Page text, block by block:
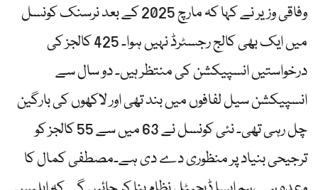
وفاقی وزیر نے کہا کہ مارچ 2025 کے بعد نرسنک کونسل
میں ایک بھی کالج رجسٹرڈ نہیں ہوا۔ 425 کالجز کی
درخواستیں انسپیکشن کی منتظر ہیں۔ دو سال سے
انسپیکشن سیل لفافوں میں بند تھی اور لاکھوں کی بارگین
چل رہی تھی۔ نئی کونسل نے 63 میں سے 55 کالجز کو
ترجیحی بنیاد پر منظوری دے دی ہے۔مصطفی کمال کا